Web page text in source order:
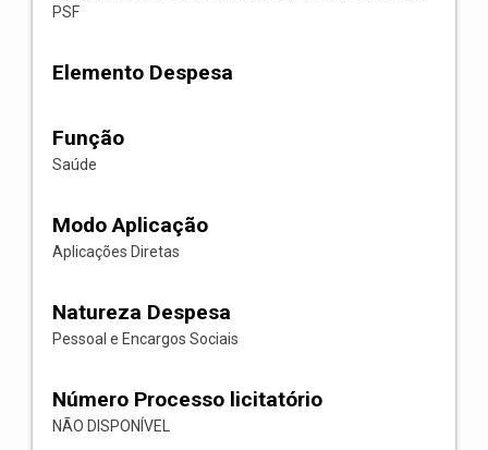
PSF
Elemento Despesa
Função
Saúde
Modo Aplicação
Aplicações Diretas
Natureza Despesa
Pessoal e Encargos Sociais
Número Processo licitatório
NÃO DISPONÍVEL